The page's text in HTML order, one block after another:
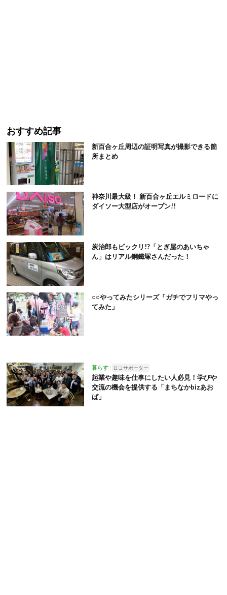
おすすめ記事
新百合ヶ丘周辺の証明写真が撮影できる箇
所まとめ
神奈川最大級！ 新百合ヶ丘エルミロードに
ダイソー大型店がオープン!!
炭治郎もビックリ!?「とぎ屋のあいちゃ
ん」はリアル鋼鐵塚さんだった！
○○やってみたシリーズ「ガチでフリマやっ
てみた」
暮らす ロコサポーター
起業や趣味を仕事にしたい人必見！学びや
交流の機会を提供する「まちなかbizあお
ば」